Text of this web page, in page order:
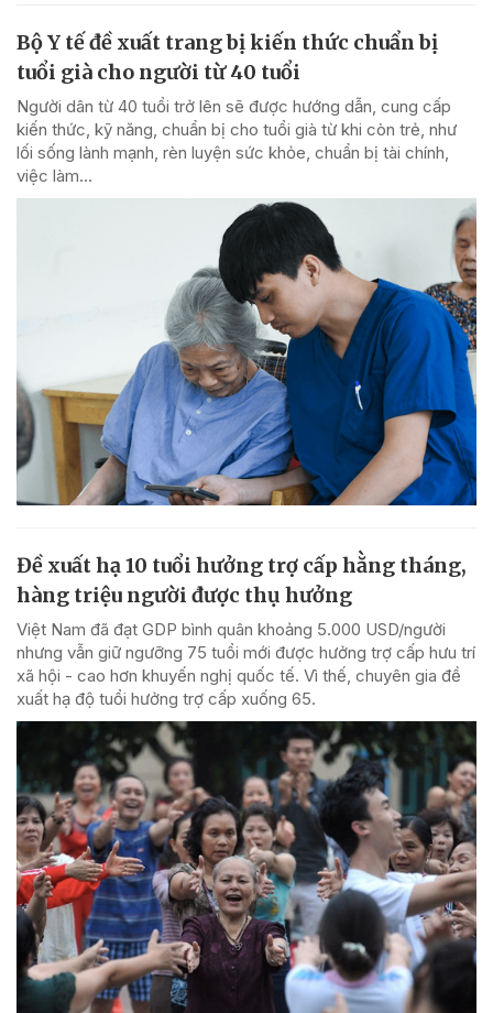
Bộ Y tế đề xuất trang bị kiến thức chuẩn bị
tuổi già cho người từ 40 tuổi
Người dân từ 40 tuổi trở lên sẽ được hướng dẫn, cung cấp
kiến thức, kỹ năng, chuẩn bị cho tuổi già từ khi còn trẻ, như
lối sống lành mạnh, rèn luyện sức khỏe, chuẩn bị tài chính,
việc làm...
Đề xuất hạ 10 tuổi hưởng trợ cấp hằng tháng,
hàng triệu người được thụ hưởng
Việt Nam đã đạt GDP bình quân khoảng 5.000 USD/người
nhưng vẫn giữ ngưỡng 75 tuổi mới được hưởng trợ cấp hưu trí
xã hội - cao hơn khuyến nghị quốc tế. Vì thế, chuyên gia đề
xuất hạ độ tuổi hưởng trợ cấp xuống 65.